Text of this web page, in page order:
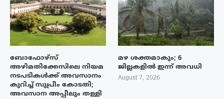
ബോഫോഴ്‌സ്
അഴിമതിക്കേസിലെ നിയമ
നടപടികൾക്ക് അവസാനം
കുറിച്ച് സുപ്രീം കോടതി;
അവസാന അപ്പീലും തള്ളി
മഴ ശക്തമാകും; 6
ജില്ലകളിൽ ഇന്ന് അവധി
August 7, 2026